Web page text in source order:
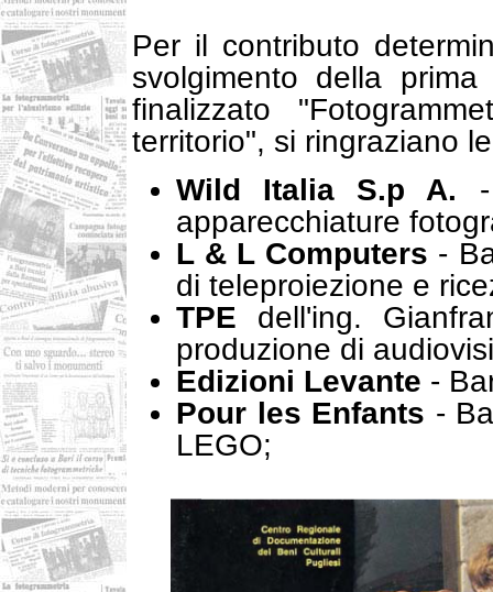
Per il contributo
svolgimento della
finalizzato
territorio", si ringraziano
Wild Italia S.p A.
apparecchiature
L & L Computers -
di teleproiezione e
TPE dell'ing.
produzione di
Edizioni Levante -
Pour les Enfants -
LEGO;